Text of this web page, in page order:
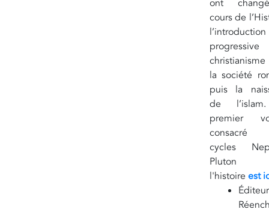
ont
cours de
l’introduction
la société
puis la
de
premier
consacré
cycles
Pluton
l'histoire est